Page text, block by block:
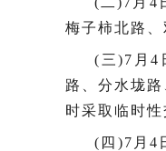
梅子柿北路
(三)7月4
路、分水垅
时采取临时性
(四)7月4